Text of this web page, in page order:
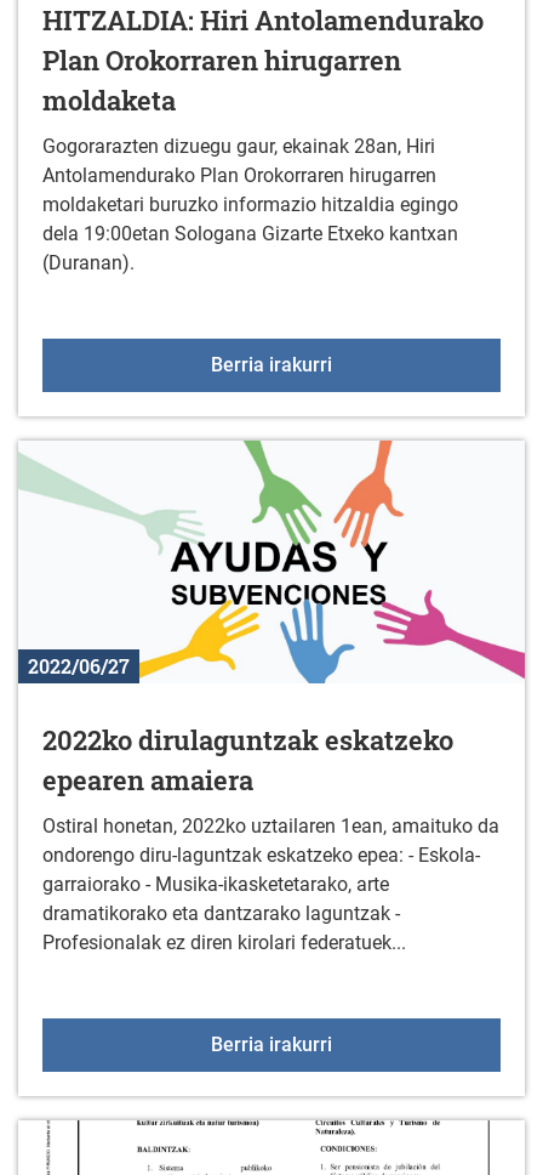
HITZALDIA: Hiri Antolamendurako
Plan Orokorraren hirugarren
moldaketa
Gogorarazten dizuegu gaur, ekainak 28an, Hiri
Antolamendurako Plan Orokorraren hirugarren
moldaketari buruzko informazio hitzaldia egingo
dela 19:00etan Sologana Gizarte Etxeko kantxan
(Duranan).
Berria irakurri
2022/06/27
2022ko dirulaguntzak eskatzeko
epearen amaiera
Ostiral honetan, 2022ko uztailaren 1ean, amaituko da
ondorengo diru-laguntzak eskatzeko epea: - Eskola-
garraiorako - Musika-ikasketetarako, arte
dramatikorako eta dantzarako laguntzak -
Profesionalak ez diren kirolari federatuek...
Berria irakurri